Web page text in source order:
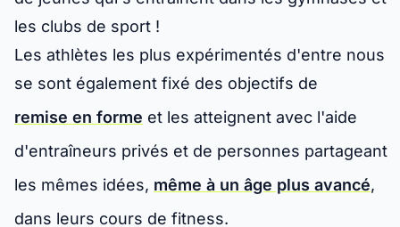
les clubs de sport !
Les athlètes les plus expérimentés d'entre nous
se sont également fixé des objectifs de
remise en forme et les atteignent avec l'aide
d'entraîneurs privés et de personnes partageant
les mêmes idées, même à un âge plus avancé,
dans leurs cours de fitness.